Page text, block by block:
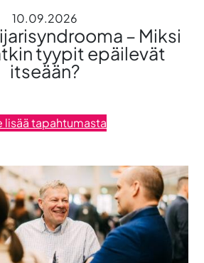
10.09.2026
– Miksi
tyypit epäilevät
itseään?
lisää tapahtumasta